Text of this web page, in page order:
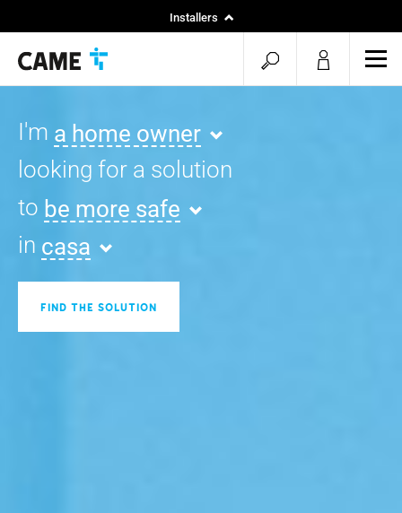
Installers
open
search
I'm a home owner
looking for a solution
to be more safe
in casa
FIND THE SOLUTION